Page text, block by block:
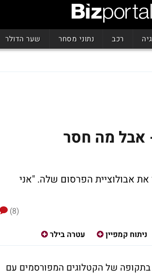
רכב נתוני מסחר שער הדולר
אבל מה חסר
אבולוציית הפרסום שלה. "אני
(8)
ניתוח קמפיין עטרה בילר
בתקופה של הקטלוגים המפורסמים עם